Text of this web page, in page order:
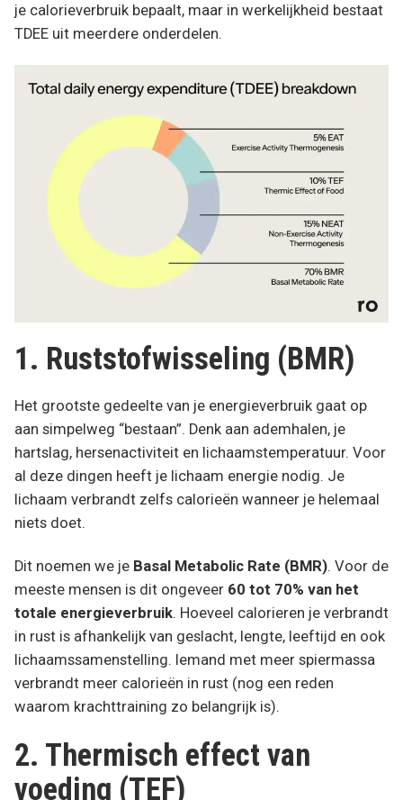
je calorieverbruik bepaalt, maar in werkelijkheid bestaat
TDEE uit meerdere onderdelen.
1. Ruststofwisseling (BMR)
Het grootste gedeelte van je energieverbruik gaat op
aan simpelweg “bestaan”. Denk aan ademhalen, je
hartslag, hersenactiviteit en lichaamstemperatuur. Voor
al deze dingen heeft je lichaam energie nodig. Je
lichaam verbrandt zelfs calorieën wanneer je helemaal
niets doet.
Dit noemen we je Basal Metabolic Rate (BMR). Voor de
meeste mensen is dit ongeveer 60 tot 70% van het
totale energieverbruik. Hoeveel calorieren je verbrandt
in rust is afhankelijk van geslacht, lengte, leeftijd en ook
lichaamssamenstelling. Iemand met meer spiermassa
verbrandt meer calorieën in rust (nog een reden
waarom krachttraining zo belangrijk is).
2. Thermisch effect van
voeding (TEF)